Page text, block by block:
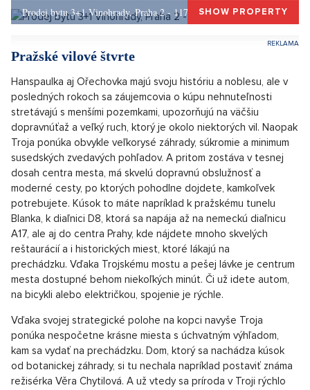
Túžba po pokoji, súkromí a blízkosti prírody vedie čoraz viac
ľudí do vilových štvrtí, kde majú zároveň blízko všetko
potrebné. Pražské lokality plné zelene blízko centra sú čoraz
obľúbenejšie. Ale zatiaľ čo populárne
rušnejšie prostredie a menšia miera súkromia núti náročných
záujemcov hľadať ďalej.A práve v takom momente obvykle
prichádza mnohým na um milovaná Troja. Lokalita, ktorá sa
stáva synonymom pre elegantný život v prírode bez nutnosti
robiť kompromisy. A už dávno nie je len miestom, kde si
zájdete počas krásnej nedele s deťmi do ZOO.
Prodej bytu 3+1 Vinohrady, Praha 2 - 117 m², Praha 2SHOW PROPERTY
Pražské vilové štvrte
Hanspaulka aj Ořechovka majú svoju históriu a noblesu, ale v
posledných rokoch sa záujemcovia o kúpu nehnuteľnosti
stretávajú s menšími pozemkami, upozorňujú na väčšiu
Troja ponúka obvykle veľkorysé záhrady, súkromie a minimum
susedských zvedavých pohľadov. A pritom zostáva v tesnej
dosah centra mesta, má skvelú dopravnú obslužnosť a
moderné cesty, po ktorých pohodlne dojdete, kamkoľvek
potrebujete. Kúsok to máte napríklad k pražskému tunelu